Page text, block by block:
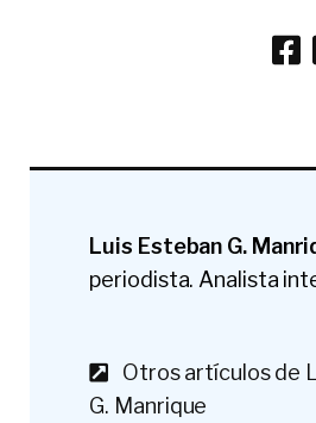
Luis Esteban G.
periodista. Analista
Otros artículos de
G. Manrique